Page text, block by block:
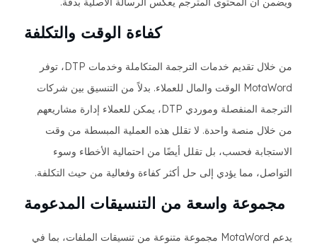
كفاءة الوقت والتكلفة
من خلال تقديم خدمات الترجمة المتكاملة وخدمات DTP، توفر
MotaWord الوقت والمال للعملاء. بدلاً من التنسيق بين شركات
الترجمة المنفصلة وموردي DTP، يمكن للعملاء إدارة مشاريعهم
من خلال منصة واحدة. لا تقلل هذه العملية المبسطة من وقت
الاستجابة فحسب، بل تقلل أيضًا من احتمالية الأخطاء وسوء
التواصل، مما يؤدي إلى حل أكثر كفاءة وفعالية من حيث التكلفة.
مجموعة واسعة من التنسيقات المدعومة
يدعم MotaWord مجموعة متنوعة من تنسيقات الملفات، بما في